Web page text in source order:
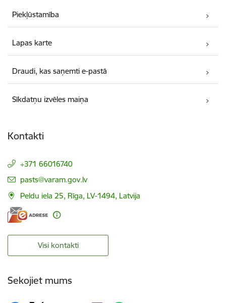
Piekļūstamība
Lapas karte
Draudi, kas saņemti e-pastā
Sīkdatņu izvēles maiņa
Kontakti
+371 66016740
E-pasts:
pasts@varam.gov.lv
Peldu iela 25, Rīga, LV-1494, Latvija
Visi kontakti
Sekojiet mums